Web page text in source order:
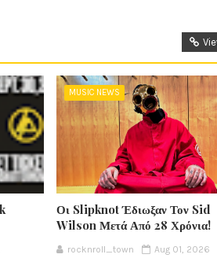
MUSIC NEWS
Οι Slipknot Έδιωξαν Τον Sid
Wilson Μετά Από 28 Χρόνια!
rocknroll_town Aug 01, 2026